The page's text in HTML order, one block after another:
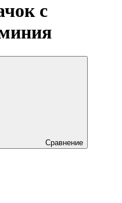
с
Сравнение